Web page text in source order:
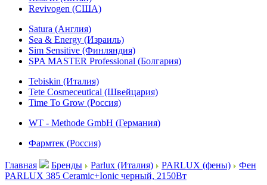
Revivogen (США)
Satura (Англия)
Sea & Energy (Израиль)
Sim Sensitive (Финляндия)
SPA MASTER Professional (Болгария)
Tebiskin (Италия)
Tete Cosmeceutical (Швейцария)
Time To Grow (Россия)
WT - Methode GmbH (Германия)
Фармтек (Россия)
Главная Бренды Parlux (Италия) PARLUX (фены)
Фен
PARLUX 385 Ceramic+Ionic черный, 2150Вт